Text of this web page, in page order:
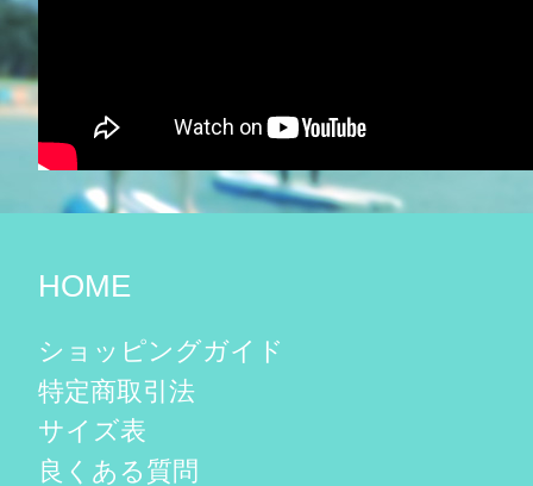
HOME
ショッピングガイド
特定商取引法
サイズ表
良くある質問